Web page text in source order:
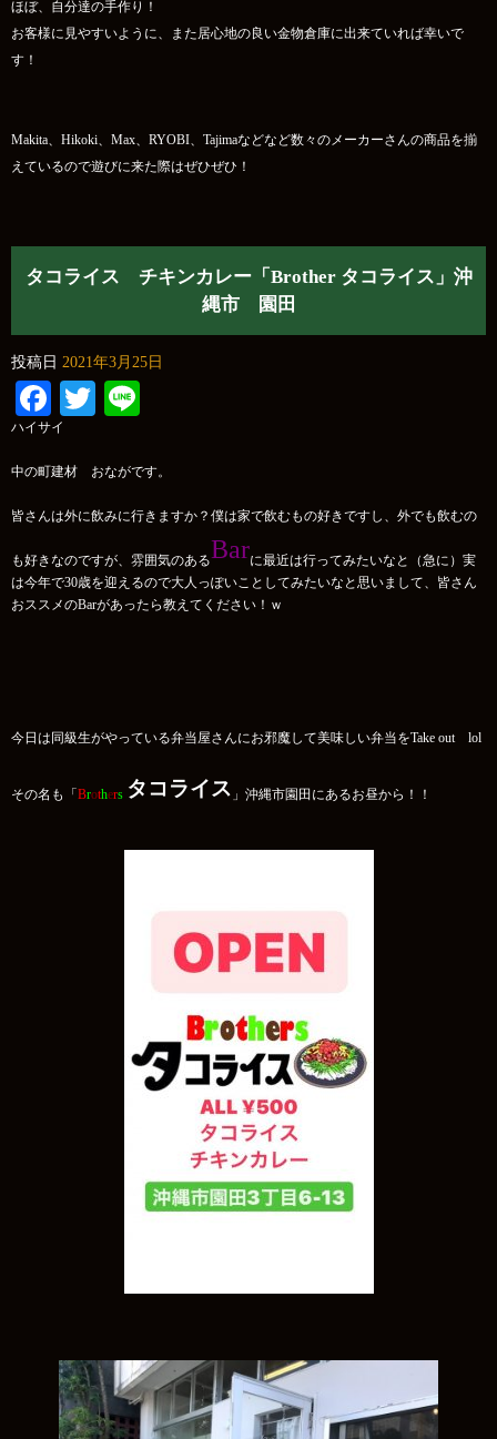
ほぼ、自分達の手作り！
お客様に見やすいように、また居心地の良い金物倉庫に出来ていれば幸いで
す！
Makita、Hikoki、Max、RYOBI、Tajimaなどなど数々のメーカーさんの商品を揃
えているので遊びに来た際はぜひぜひ！
タコライス チキンカレー「Brother タコライス」沖
縄市 園田
投稿日 2021年3月25日
Facebook
Twitter
ハイサイ
中の町建材 おながです。
皆さんは外に飲みに行きますか？僕は家で飲むもの好きですし、外でも飲むの
も好きなのですが、雰囲気のあるBarに最近は行ってみたいなと（急に）実
は今年で30歳を迎えるので大人っぽいことしてみたいなと思いまして、皆さん
おススメのBarがあったら教えてください！ｗ
今日は同級生がやっている弁当屋さんにお邪魔して美味しい弁当をTake out lol
その名も「 Brothers タコライス 」沖縄市園田にあるお昼から！！